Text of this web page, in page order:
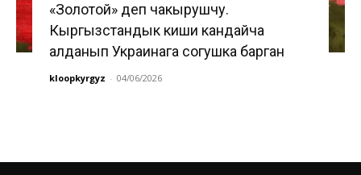
«Золотой» деп чакырушчу.
Кыргызстандык киши кандайча
алданып Украинага согушка барган
kloopkyrgyz - 04/06/2026